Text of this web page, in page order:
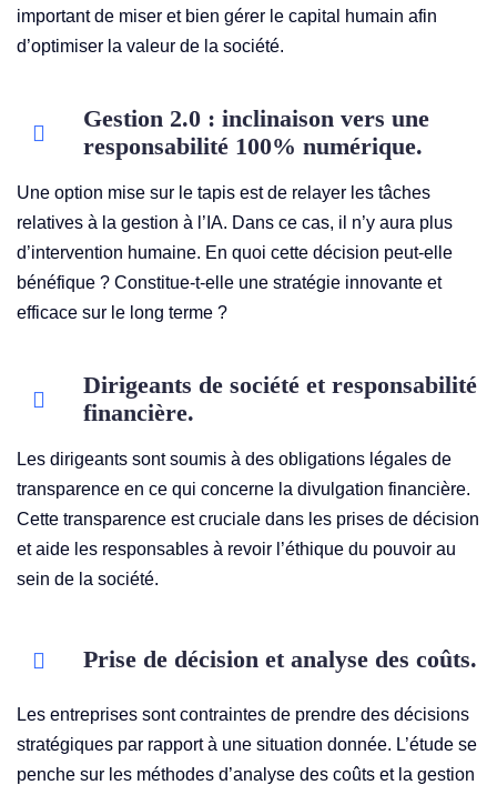
important de miser et bien gérer le capital humain afin
d’optimiser la valeur de la société.
Gestion 2.0 : inclinaison vers une
responsabilité 100% numérique.
Une option mise sur le tapis est de relayer les tâches
relatives à la gestion à l’IA. Dans ce cas, il n’y aura plus
d’intervention humaine. En quoi cette décision peut-elle
bénéfique ? Constitue-t-elle une stratégie innovante et
efficace sur le long terme ?
Dirigeants de société et responsabilité
financière.
Les dirigeants sont soumis à des obligations légales de
transparence en ce qui concerne la divulgation financière.
Cette transparence est cruciale dans les prises de décision
et aide les responsables à revoir l’éthique du pouvoir au
sein de la société.
Prise de décision et analyse des coûts.
Les entreprises sont contraintes de prendre des décisions
stratégiques par rapport à une situation donnée. L’étude se
penche sur les méthodes d’analyse des coûts et la gestion